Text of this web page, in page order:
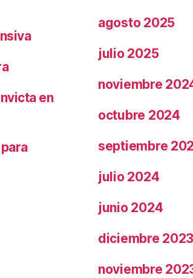
en
agosto 2025
julio 2025
noviembre
octubre 2024
septiembre
julio 2024
junio 2024
diciembre 2023
noviembre